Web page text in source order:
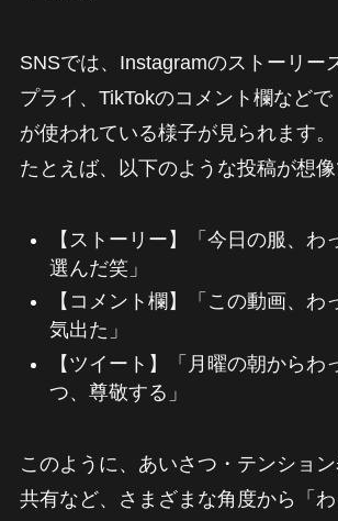
SNSでは、Instagramのストーリー
プライ、TikTokのコメント欄などで
が使われている様子が見られます。
たとえば、以下のような投稿が想像
【ストーリー】「今日の服、わ
選んだ笑」
【コメント欄】「この動画、わ
気出た」
【ツイート】「月曜の朝からわ
つ、尊敬する」
このように、あいさつ・テンショ
共有など、さまざまな角度から「